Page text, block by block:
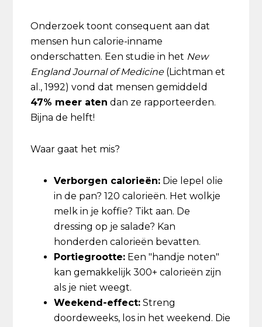
Onderzoek toont consequent aan dat
mensen hun calorie-inname
onderschatten. Een studie in het New
England Journal of Medicine(Lichtman et
al., 1992) vond dat mensen gemiddeld
47% meer aten dan ze rapporteerden.
Bijna de helft!
Waar gaat het mis?
Verborgen calorieën: Die lepel olie
in de pan? 120 calorieën. Het wolkje
melk in je koffie? Tikt aan. De
dressing op je salade? Kan
honderden calorieën bevatten.
Portiegrootte: Een "handje noten"
kan gemakkelijk 300+ calorieën zijn
als je niet weegt.
Weekend-effect: Streng
doordeweeks, los in het weekend. Die